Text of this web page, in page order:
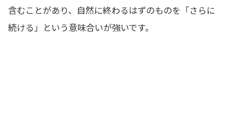
含むことがあり、自然に終わるはずのものを「さらに
続ける」という意味合いが強いです。